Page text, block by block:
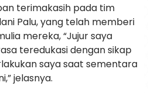
terimakasih pada tim
Palu, yang telah memberi
mereka, “Jujur saya
teredukasi dengan sikap
saya saat sementara
jelasnya.